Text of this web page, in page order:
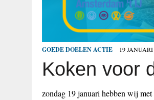
GOEDE DOELEN ACTIE 19 JANUARI
Koken voor
zondag 19 januari hebben wij